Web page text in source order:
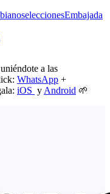
eleccionesEmbajada
a las
WhatsApp +
iOS y Android 🌱